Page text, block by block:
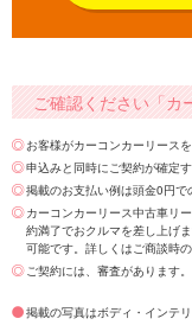
ご確認ください「カ
お客様がカーコンカーリース
申込みと同時にご契約が確定
掲載のお支払い例は頭金0円で
カーコンカーリース中古車リ
約満了でおクルマを差し上げ
可能です。詳しくはご商談時
ご契約には、審査があります。
掲載の写真はボディ・インテ